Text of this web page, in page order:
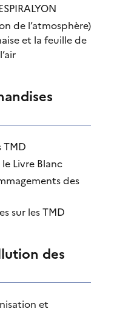
de l’atmosphère)
et la feuille de
TMD
Livre Blanc
des
sur les TMD
des
et